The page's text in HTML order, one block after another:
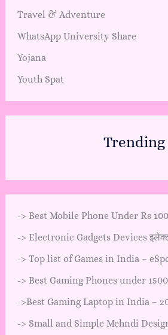
Travel & Adventure
WhatsApp University Share
Yojana
Youth Spat
Trending
-> Best Mobile Phone Under Rs
-> Electronic Gadgets Devices
-> Top list of Games in India –
-> Best Gaming Phones under
->Best Gaming Laptop in India –
-> Small and Simple Mehndi